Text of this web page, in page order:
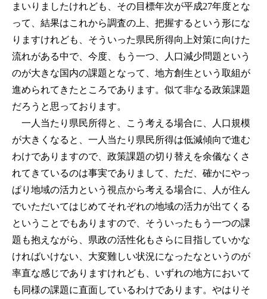
まいりましたけれども、その目標年次が平成27年度とな
って、結果はこれから調査の上、把握するという形にな
りますけれども、そういった県民所得向上対策に向けた
流れがある中で、今度、もう一つ、人口減少問題という
のが大きな国内の課題となって、地方創生という取組が
進められてきたところであります。似て非なる政策課題
だろうと思っております。
一人当たり県民所得と、こう考える場合に、人口規模
が大きくなると、一人当たり県民所得は低減傾向で進む
わけでありますので、政策課題の切り替えを余儀なくさ
れてきているのは事実でありまして、ただ、確かにやっ
ぱり地域の活力という視点から考える場合に、人が住ん
でいただいてはじめてそれぞれの地域の活力が出てくる
ということでもありますので、そういったもう一つの課
題も抱えながら、県政の活性化もさらに目指していかな
ければいけない、大変難しい状況になったなというのが
率直な感じでありますけれども、いずれの地方において
も同様の課題に直面しているわけであります。やはりそ